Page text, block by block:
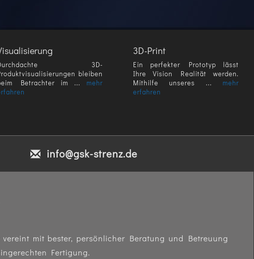
3D-
bleiben
Betrachter im ...mehr
3D-Print
Ein perfekter Prototyp lässt
Ihre Vision Realität werden.
Mithilfe unseres ... mehr
erfahren
info@gsk-strenz.de
vereint mit bester, persönlicher Beratung und Betreuung
Fertigung.
+49 (0) 9923 803520
fax +49 (0) 9923 803521